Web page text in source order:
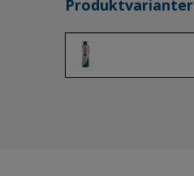
Produktvarianter